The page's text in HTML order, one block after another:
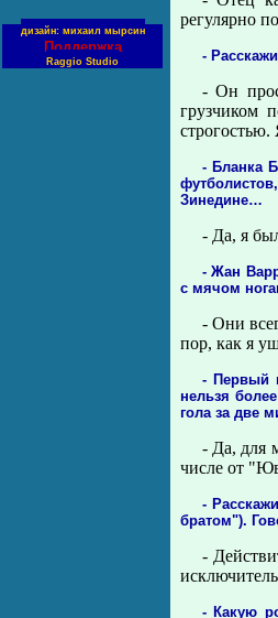
дизайн: михаил мырсин
Поддержка
Raggio Studio
регулярно
-
- Он
грузчиком
- Бланка
Зинедине…
- Да, я
- Жан
с мячом
- Они
пор, как я
- Первый
нельзя
гола за две
- Да, для
числе от
-
братом").
-
- Какую